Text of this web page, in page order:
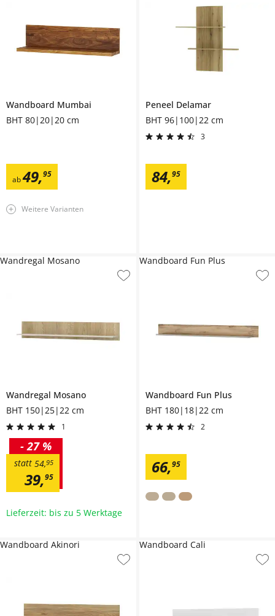
Wandboard Mumbai
BHT 80|20|20 cm
ab49,95
Weitere Varianten
Peneel Delamar
BHT 96|100|22 cm
3
84,95
Wandregal Mosano
BHT 150|25|22 cm
1
39,95
54,95
statt
- 27 %
Wandregal Mosano
Lieferzeit: bis zu 5 Werktage
Wandboard Fun Plus
BHT 180|18|22 cm
2
66,95
Wandboard Fun Plus
Wandboard Akinori Wandboard Cali